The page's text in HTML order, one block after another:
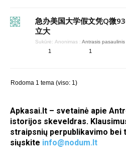
急办美国大学假文凭Q微
立大
Sukūrė: Anonimas : Antrasis
1 1
Rodoma 1 tema (viso: 1)
Apkasai.lt – svetainė apie
istorijos skeveldras.
straipsnių perpublikavimo bei
siųskite info@nodum.lt